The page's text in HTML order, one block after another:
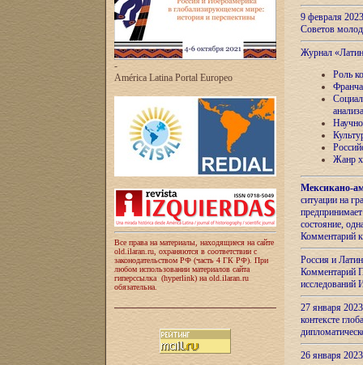
-
América Latina Portal Europeo
Все права на материалы, находящиеся на сайте
old.ilaran.ru, охраняются в соответствии с
законодательством РФ (часть 4 ГК РФ). При
любом использовании материалов сайта
гиперссылка (hyperlink) на old.ilaran.ru
обязательна.
9 февраля
Советов
Журнал
Роль
анализа
Жанр
Мексикано-
ситуации на
состояние,
Комментарий
Россия и
Комментарий
27 января
контексте
26 января